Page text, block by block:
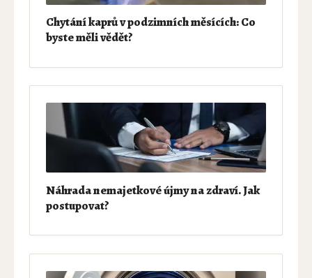
Chytání kaprů v podzimních měsících: Co
byste měli vědět?
Náhrada nemajetkové újmy na zdraví. Jak
postupovat?